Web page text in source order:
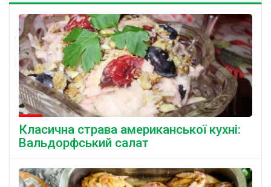
Класична страва американської кухні:
Вальдорфський салат